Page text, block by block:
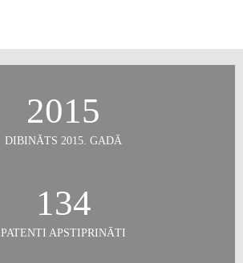
2015
DIBINĀTS 2015. GADĀ
134
PATENTI APSTIPRINĀTI